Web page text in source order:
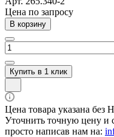
Цена по запросу
В корзину
Купить в 1 клик
Цена товара указана без
Уточнить точную цену и
просто написав нам на: